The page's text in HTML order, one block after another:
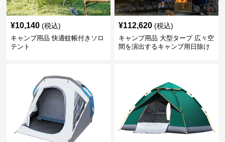
¥10,140 (税込)
キャンプ用品 快適蚊帳付きソロ
テント
¥112,620 (税込)
キャンプ用品 大型タープ 広々空
間を演出するキャンプ用日除け